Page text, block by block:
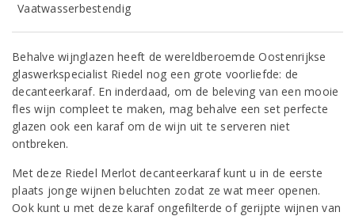
Vaatwasserbestendig
Behalve wijnglazen heeft de wereldberoemde Oostenrijkse
glaswerkspecialist Riedel nog een grote voorliefde: de
decanteerkaraf. En inderdaad, om de beleving van een mooie
fles wijn compleet te maken, mag behalve een set perfecte
glazen ook een karaf om de wijn uit te serveren niet
ontbreken.
Met deze Riedel Merlot decanteerkaraf kunt u in de eerste
plaats jonge wijnen beluchten zodat ze wat meer openen.
Ook kunt u met deze karaf ongefilterde of gerijpte wijnen van